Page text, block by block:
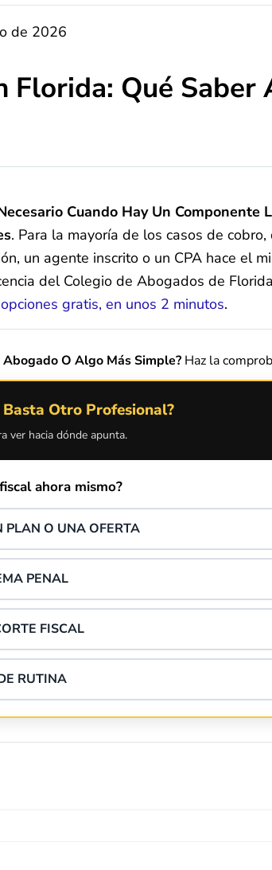
de 2026
Florida: Qué Saber
Cuando Hay Un Componente
. Para la mayoría de los casos de
un agente inscrito o un CPA hace el
del Colegio de Abogados de
gratis, en unos 2 minutos.
Abogado O Algo Más Simple? Haz la
Otro Profesional?
ver hacia dónde apunta.
ahora mismo?
PLAN O UNA OFERTA
PENAL
FISCAL
RUTINA